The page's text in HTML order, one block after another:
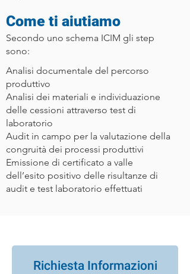
Come ti aiutiamo
Secondo uno schema ICIM gli step
sono:
Analisi documentale del percorso
produttivo
Analisi dei materiali e individuazione
delle cessioni attraverso test di
laboratorio
Audit in campo per la valutazione della
congruità dei processi produttivi
Emissione di certificato a valle
dell’esito positivo delle risultanze di
audit e test laboratorio effettuati
Richiesta Informazioni